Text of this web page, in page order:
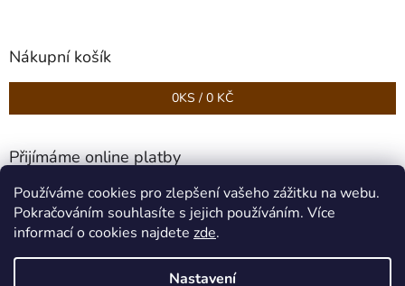
Používáme cookies pro zlepšení vašeho zážitku na webu.
Pokračováním souhlasíte s jejich používáním. Více
informací o cookies najdete zde.
Nastavení
Nákupní košík
0KS / 0 KČ
Přijímáme online platby